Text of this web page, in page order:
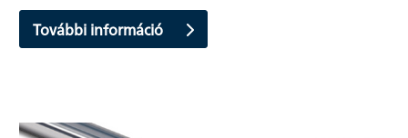
További információ